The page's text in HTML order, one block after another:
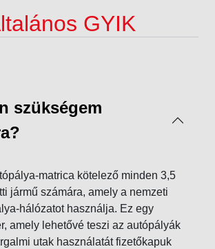
GYIK
szükségem
matrica kötelező minden 3,5
jármű számára, amely a nemzeti
hálózatot használja. Ez egy
amely lehetővé teszi az autópályák
utak használatát fizetőkapuk